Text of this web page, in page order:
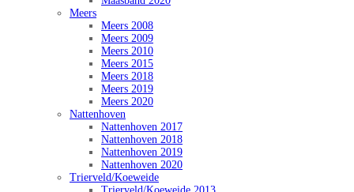
Meers
Meers 2008
Meers 2009
Meers 2010
Meers 2015
Meers 2018
Meers 2019
Meers 2020
Nattenhoven
Nattenhoven 2017
Nattenhoven 2018
Nattenhoven 2019
Nattenhoven 2020
Trierveld/Koeweide